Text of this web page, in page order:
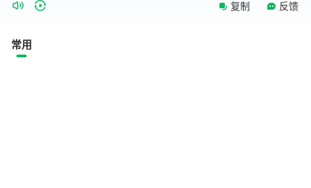
复制 反馈
常用